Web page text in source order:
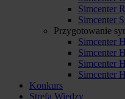
Simcenter
Simcenter
Przygotowanie
Simcenter
Simcenter
Simcenter
Simcenter
Konkurs
Strefa Wiedzy